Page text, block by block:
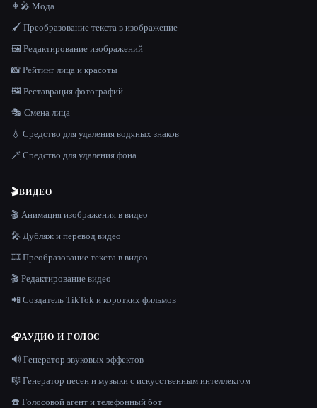
👩‍🎤 Мода
🖌️ Преобразование текста в изображение
🖼️ Редактирование изображений
📸 Рейтинг лица и красоты
🖼️ Реставрация фотографий
🎭 Смена лица
💧 Средство для удаления водяных знаков
🪄 Средство для удаления фона
🎬ВИДЕО
🎬 Анимация изображения в видео
🎤 Дубляж и перевод видео
🎞️ Преобразование текста в видео
🎬 Редактирование видео
📲 Создатель TikTok и коротких фильмов
🎧АУДИО И ГОЛОС
🔊 Генератор звуковых эффектов
🎼 Генератор песен и музыки с искусственным интеллектом
☎️ Голосовой агент и телефонный бот